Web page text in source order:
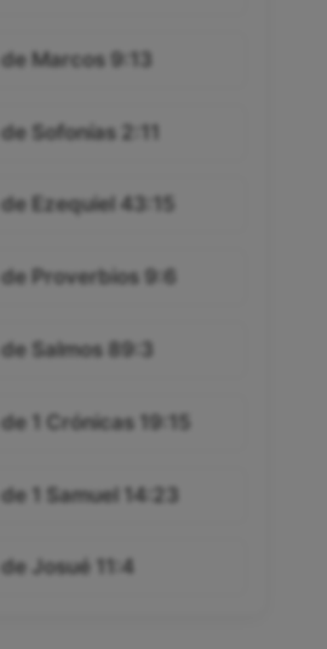
Marcos 9:13
Sofonías 2:11
Ezequiel 43:15
Proverbios 9:6
Salmos 89:3
1 Crónicas 19:15
1 Samuel 14:23
Josué 11:4